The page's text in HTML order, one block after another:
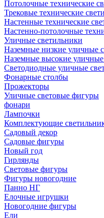
Потолочные технические
Трековые технические
Настенные технические
Настенно-потолочные
Уличные светильники
Наземные низкие уличные
Наземные высокие уличные
Светодиодные уличные
Фонарные столбы
Прожекторы
Уличные световые фигуры
фонари
Лампочки
Комплектующие
Садовый декор
Садовые фигуры
Новый год
Гирлянды
Световые фигуры
Фигуры новогодние
Панно НГ
Елочные игрушки
Новогодние фигуры
Ели